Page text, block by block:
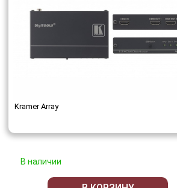
Kramer Array
В наличии